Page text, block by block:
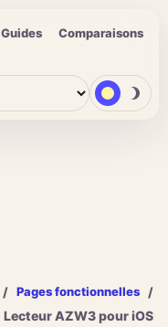
Guides Comparaisons
/ Pages fonctionnelles
/
Lecteur AZW3 pour iOS